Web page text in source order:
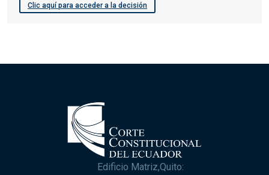
Clic aquí para acceder a la decisión
Edificio Matriz,Quito: